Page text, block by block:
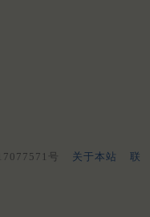
号 关于本站
联